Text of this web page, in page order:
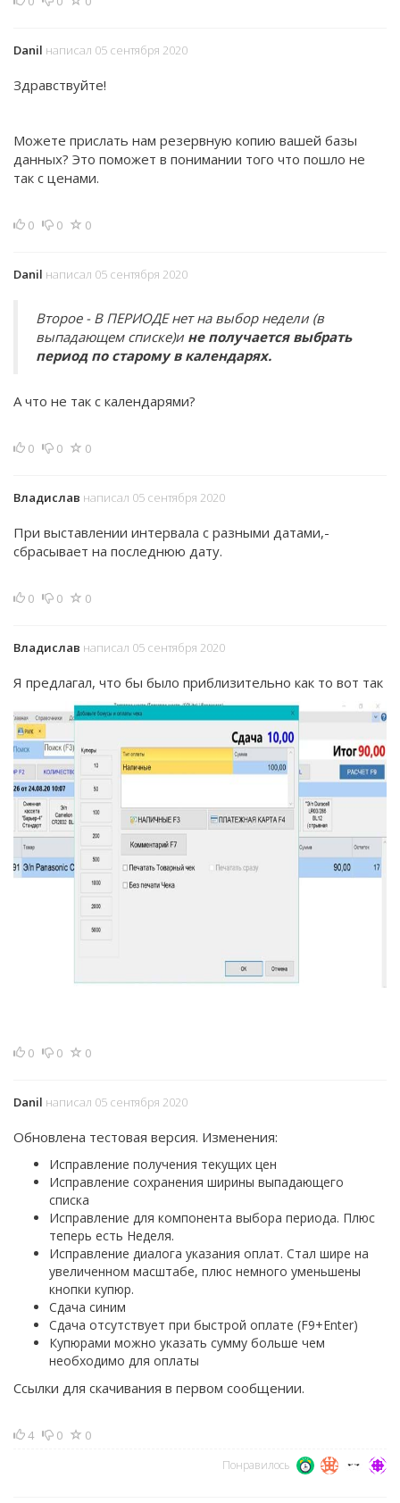
Danil написал 05 сентября 2020
Здравствуйте!
Можете прислать нам резервную копию вашей базы
данных? Это поможет в понимании того что пошло не
так с ценами.
0 0 0
Danil написал 05 сентября 2020
Второе - В ПЕРИОДЕ нет на выбор недели (в
выпадающем списке)и не получается выбрать
период по старому в календарях.
А что не так с календарями?
0 0 0
Владислав написал 05 сентября 2020
При выставлении интервала с разными датами,-
сбрасывает на последнюю дату.
0 0 0
Владислав написал 05 сентября 2020
Я предлагал, что бы было приблизительно как то вот так
0 0 0
Danil написал 05 сентября 2020
Обновлена тестовая версия. Изменения:
Исправление получения текущих цен
Исправление сохранения ширины выпадающего
списка
Исправление для компонента выбора периода. Плюс
теперь есть Неделя.
Исправление диалога указания оплат. Стал шире на
увеличенном масштабе, плюс немного уменьшены
кнопки купюр.
Сдача синим
Сдача отсутствует при быстрой оплате (F9+Enter)
Купюрами можно указать сумму больше чем
необходимо для оплаты
Ссылки для скачивания в первом сообщении.
4 0 0
Понравилось